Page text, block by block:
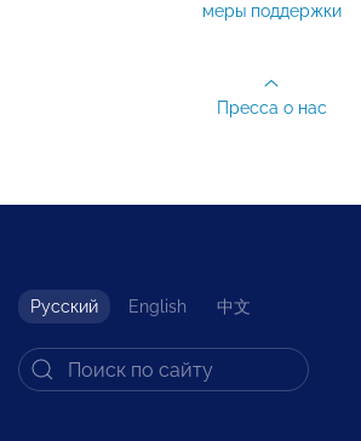
меры поддержки
Пресса о нас
Русский English 中文